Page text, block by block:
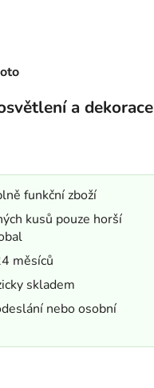
a dekorace
funkční zboží
kusů pouze horší
měsíců
skladem
nebo osobní